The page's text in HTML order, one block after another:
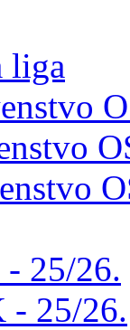
liga
25/26.
- 25/26.